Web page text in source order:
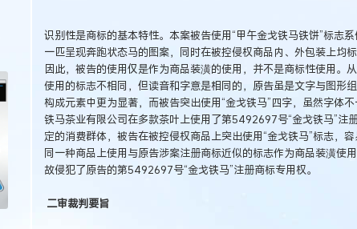
识别性是商标的基本特性。本案被告使用“甲午金戈铁马铁饼”标志
一匹呈现奔跑状态马的图案，同时在被控侵权商品内、外包装上均标
因此，被告的使用仅是作为商品装潢的使用，并不是商标性使用。
使用的标志不相同，但读音和字意是相同的，原告虽是文字与图形
构成元素中更为显著，而被告突出使用“金戈铁马”四字，虽然字体
铁马茶业有限公司在多款茶叶上使用了第5492697号“金戈铁马”注
定的消费群体，被告在被控侵权商品上突出使用“金戈铁马”标志，
同一种商品上使用与原告涉案注册商标近似的标志作为商品装潢使
故侵犯了原告的第5492697号“金戈铁马”注册商标专用权。
二审裁判要旨